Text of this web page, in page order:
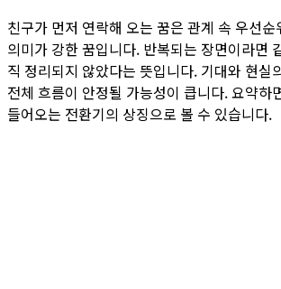
친구가 먼저 연락해 오는 꿈은 관계 속 우선
의미가 강한 꿈입니다. 반복되는 장면이라면
직 정리되지 않았다는 뜻입니다. 기대와 현실
전체 흐름이 안정될 가능성이 큽니다. 요약하
들어오는 전환기의 상징으로 볼 수 있습니다.